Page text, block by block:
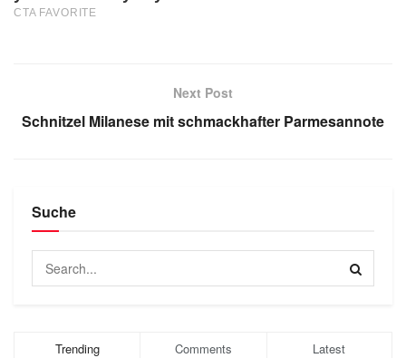
Next Post
Schnitzel Milanese mit schmackhafter Parmesannote
Suche
Trending Comments Latest